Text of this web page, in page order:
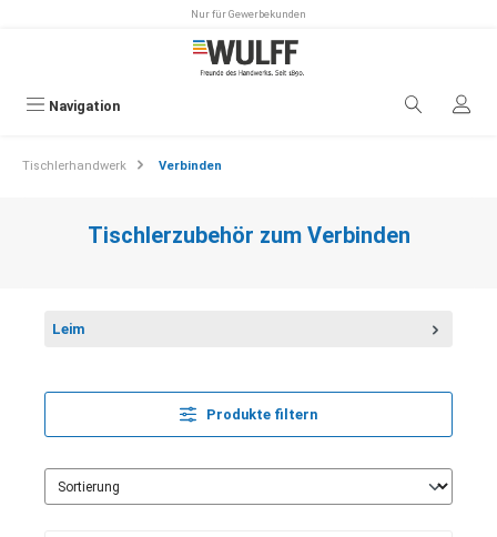
Nur für Gewerbekunden
Navigation
Tischlerhandwerk Verbinden
Tischlerzubehör zum Verbinden
Leim
Produkte filtern